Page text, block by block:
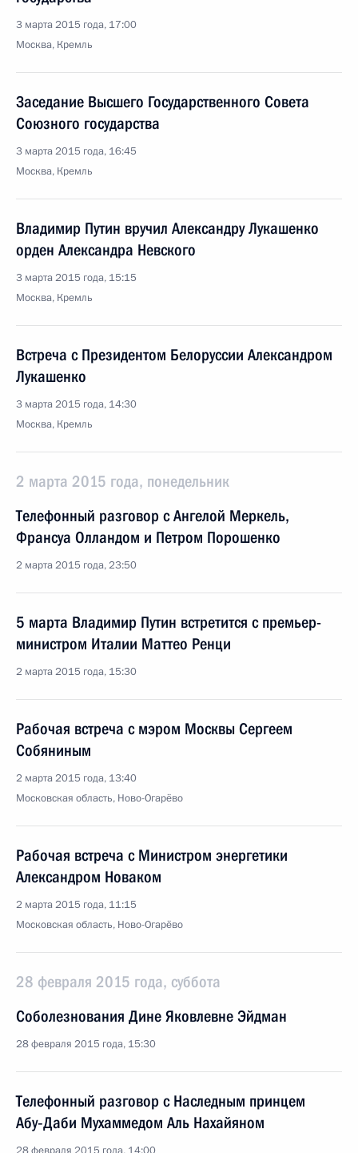
3 марта 2015 года, 17:00
Москва, Кремль
Заседание Высшего Государственного Совета
Союзного государства
3 марта 2015 года, 16:45
Москва, Кремль
Владимир Путин вручил Александру Лукашенко
орден Александра Невского
3 марта 2015 года, 15:15
Москва, Кремль
Встреча с Президентом Белоруссии Александром
Лукашенко
3 марта 2015 года, 14:30
Москва, Кремль
2 марта 2015 года, понедельник
Телефонный разговор с Ангелой Меркель,
Франсуа Олландом и Петром Порошенко
2 марта 2015 года, 23:50
5 марта Владимир Путин встретится с премьер-
министром Италии Маттео Ренци
2 марта 2015 года, 15:30
Рабочая встреча с мэром Москвы Сергеем
Собяниным
2 марта 2015 года, 13:40
Московская область, Ново-Огарёво
Рабочая встреча с Министром энергетики
Александром Новаком
2 марта 2015 года, 11:15
Московская область, Ново-Огарёво
28 февраля 2015 года, суббота
Соболезнования Дине Яковлевне Эйдман
28 февраля 2015 года, 15:30
Телефонный разговор с Наследным принцем
Абу‑Даби Мухаммедом Аль Нахайяном